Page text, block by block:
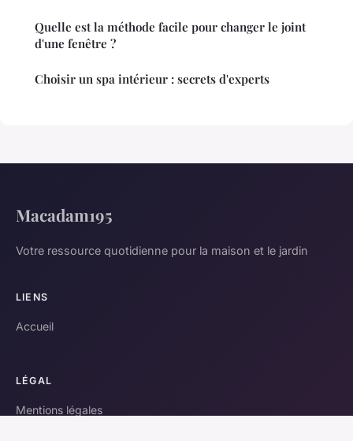
Quelle est la méthode facile pour changer le joint
d'une fenêtre ?
Choisir un spa intérieur : secrets d'experts
Macadam195
Votre ressource quotidienne pour la maison et le jardin
LIENS
Accueil
LÉGAL
Mentions légales